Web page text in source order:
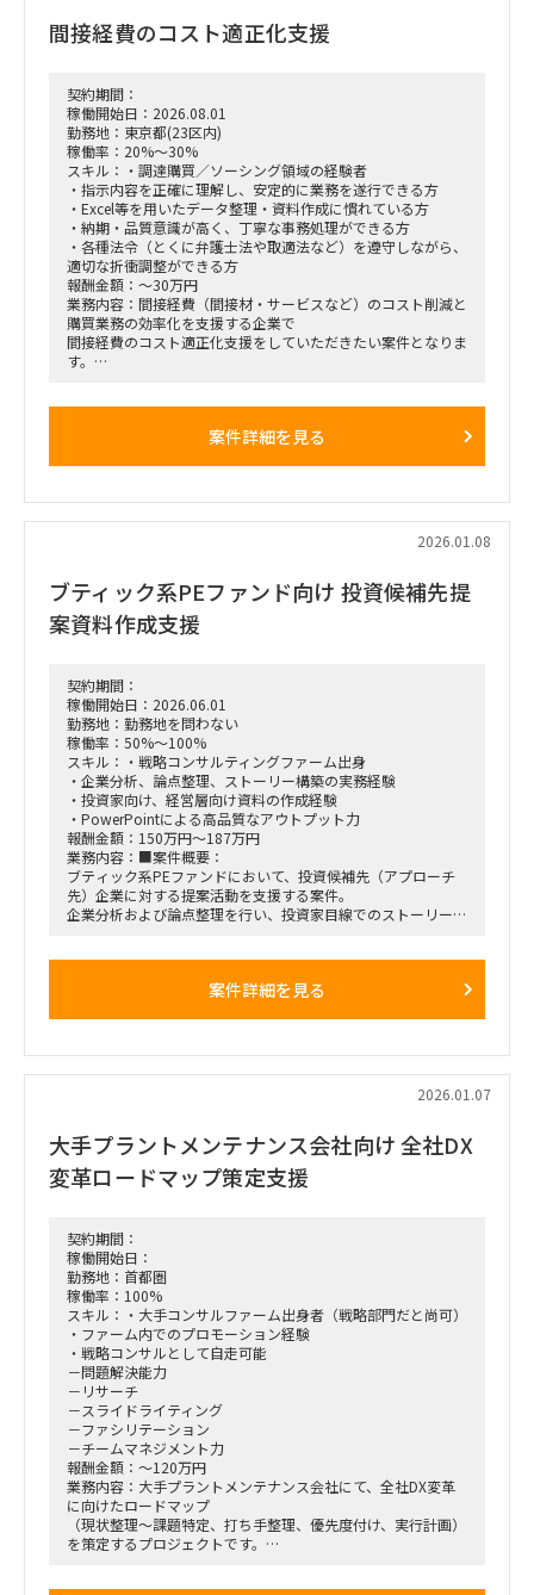
・プロダクト改善に向けたフィードバック
・営業・セールス活動の支援
■体制：
クライアント＋自社コンサルタント／アナリストチーム（少数
精鋭想定）
■期間：
応相談（中長期想定）
※初回契約は1～3か月、以降は双方合意のもと、延長を想定
■出社の仕方について：
基本リモート
■稼働率：
60%～80%
間接経費のコスト適正化支援
契約期間：
稼働開始日：2026.08.01
勤務地：東京都(23区内)
稼働率：20%～30%
スキル：・調達購買／ソーシング領域の経験者
・指示内容を正確に理解し、安定的に業務を遂行できる方
・Excel等を用いたデータ整理・資料作成に慣れている方
・納期・品質意識が高く、丁寧な事務処理ができる方
・各種法令（とくに弁護士法や取適法など）を遵守しながら、
適切な折衝調整ができる方
報酬金額：～30万円
業務内容：間接経費（間接材・サービスなど）のコスト削減と
購買業務の効率化を支援する企業で
間接経費のコスト適正化支援をしていただきたい案件となりま
す。
■ 想定業務内容（例）
間接経費のコスト削減支援の進め方：購買実態把握
お打合せでのヒアリングおよび、会計データ等から貴社の購買
実態を把握の上、取組み品目をご提案させていただきます。
取組み品目が決定した後、関連資料（契約書・請求書）を基に
購買条件を整理し、取組みシナリオ・スケジュールをご提案さ
せていただきます。
③比較購買実施
間接経費のコスト削減支援の進め方：比較購買実施
貴社の購買条件にて見積を取得し、結果をご報告させていただ
きます。
④売り手企業様とのご契約
間接経費のコスト削減支援の進め方：売り手企業様とのご契約
ご報告した結果を元に、貴社と売り手企業様にて直接契約いた
だきます。
案件詳細を見る
2026.01.08
ブティック系PEファンド向け 投資候補先提
案資料作成支援
契約期間：
稼働開始日：2026.06.01
勤務地：勤務地を問わない
稼働率：50%～100%
スキル：・戦略コンサルティングファーム出身
・企業分析、論点整理、ストーリー構築の実務経験
・投資家向け、経営層向け資料の作成経験
・PowerPointによる高品質なアウトプット力
報酬金額：150万円～187万円
業務内容：■案件概要：
ブティック系PEファンドにおいて、投資候補先（アプローチ
先）企業に対する提案活動を支援する案件。
企業分析および論点整理を行い、投資家目線でのストーリー構
PEファンド担当者直下（少人数体制想定）
■稼働率
さいませ。
■期間：
2026年1月中旬 ～ 2026年2月末
■出社の仕方について：
完全リモート
案件詳細を見る
2026.01.07
大手プラントメンテナンス会社向け 全社DX
変革ロードマップ策定支援
契約期間：
稼働開始日：
勤務地：首都圏
稼働率：100%
スキル：・大手コンサルファーム出身者（戦略部門だと尚可）
・ファーム内でのプロモーション経験
・戦略コンサルとして自走可能
－問題解決能力
－リサーチ
－スライドライティング
－ファシリテーション
－チームマネジメント力
報酬金額：～120万円
業務内容：大手プラントメンテナンス会社にて、全社DX変革
に向けたロードマップ
（現状整理～課題特定、打ち手整理、優先度付け、実行計画）
を策定するプロジェクトです。